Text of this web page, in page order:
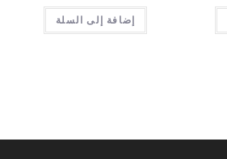
إضافة إلى السلة